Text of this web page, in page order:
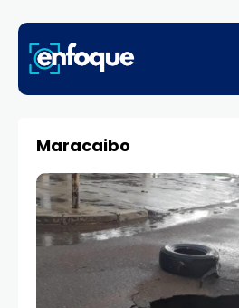
Maracaibo